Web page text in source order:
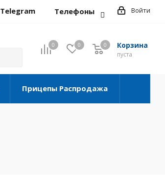
Войти
Telegram Телефоны
0 0 Корзина
0
пуста
0
Прицепы Распродажа